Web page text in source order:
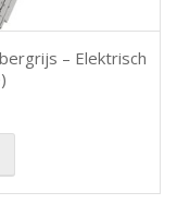
– Elektrisch